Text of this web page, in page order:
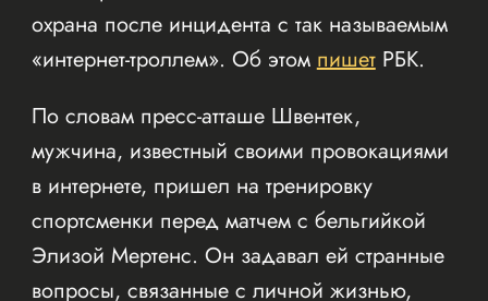
охрана после инцидента с так называемым
«интернет-троллем». Об этом пишетРБК.
По словам пресс-атташе Швентек,
мужчина, известный своими провокациями
в интернете, пришел на тренировку
спортсменки перед матчем с бельгийкой
Элизой Мертенс. Он задавал ей странные
вопросы, связанные с личной жизнью,